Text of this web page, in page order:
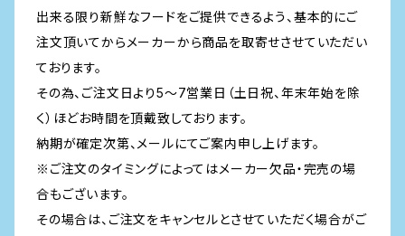
出来る限り新鮮なフードをご提供できるよう、基本的にご
注文頂いてからメーカーから商品を取寄せさせていただい
ております。
その為、ご注文日より5～7営業日（土日祝、年末年始を除
く）ほどお時間を頂戴致しております。
納期が確定次第、メールにてご案内申し上げます。
※ご注文のタイミングによってはメーカー欠品・完売の場
合もございます。
その場合は、ご注文をキャンセルとさせていただく場合がご